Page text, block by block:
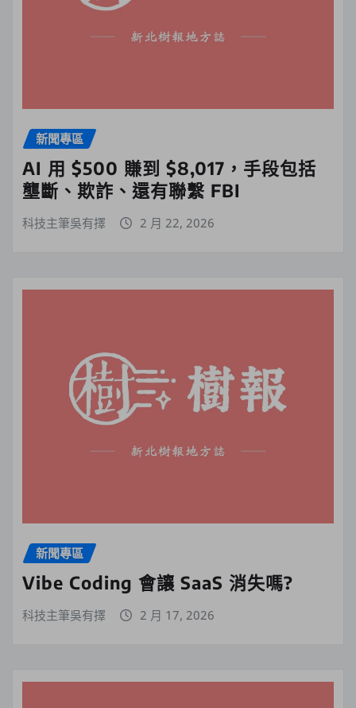
新聞專區
AI 用 $500 賺到 $8,017，手段包括
壟斷、欺詐、還有聯繫 FBI
科技主筆吳有擇 2 月 22, 2026
新聞專區
Vibe Coding 會讓 SaaS 消失嗎?
科技主筆吳有擇 2 月 17, 2026